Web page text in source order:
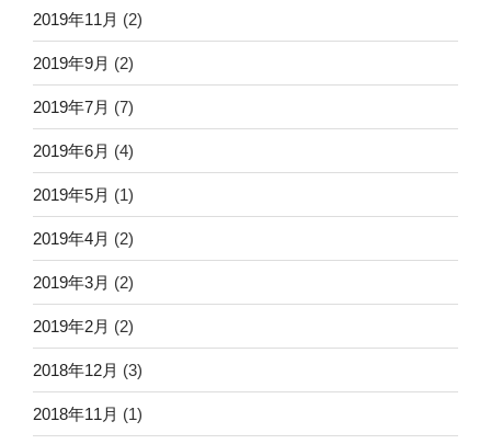
2019年11月 (2)
2019年9月 (2)
2019年7月 (7)
2019年6月 (4)
2019年5月 (1)
2019年4月 (2)
2019年3月 (2)
2019年2月 (2)
2018年12月 (3)
2018年11月 (1)